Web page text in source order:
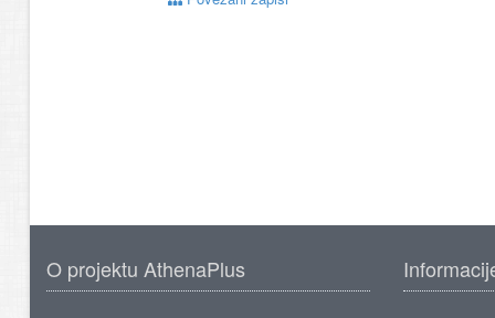
O projektu AthenaPlus